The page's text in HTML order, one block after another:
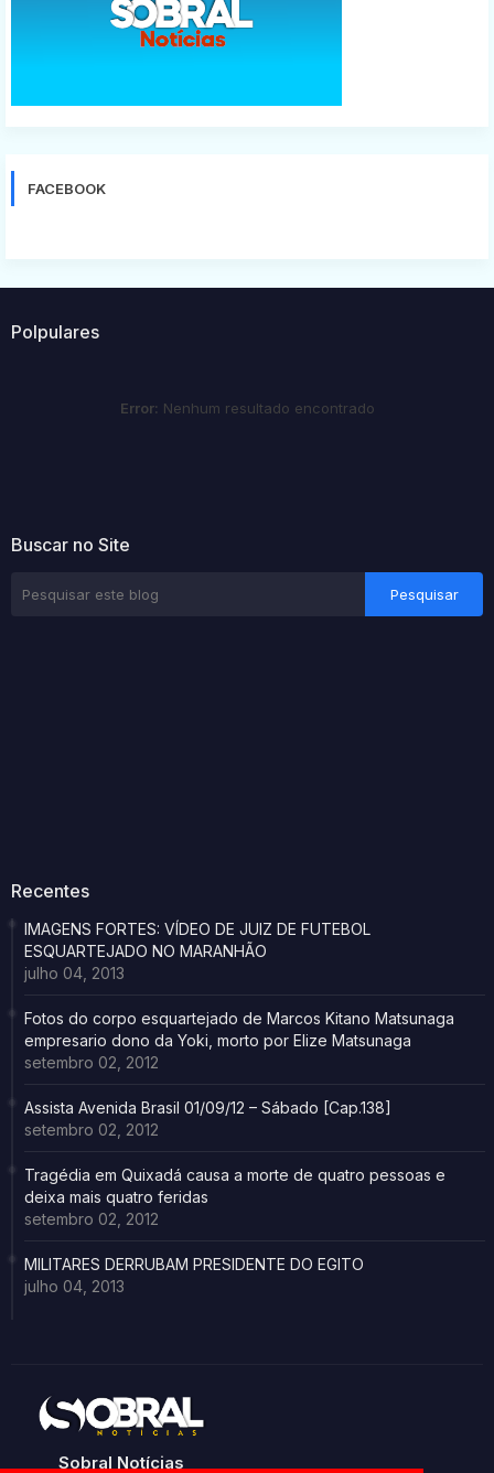
FACEBOOK
Polpulares
Error: Nenhum resultado encontrado
Buscar no Site
Recentes
IMAGENS FORTES: VÍDEO DE JUIZ DE FUTEBOL
ESQUARTEJADO NO MARANHÃO
julho 04, 2013
Fotos do corpo esquartejado de Marcos Kitano Matsunaga
empresario dono da Yoki, morto por Elize Matsunaga
setembro 02, 2012
Assista Avenida Brasil 01/09/12 – Sábado [Cap.138]
setembro 02, 2012
Tragédia em Quixadá causa a morte de quatro pessoas e
deixa mais quatro feridas
setembro 02, 2012
MILITARES DERRUBAM PRESIDENTE DO EGITO
julho 04, 2013
Sobral Notícias